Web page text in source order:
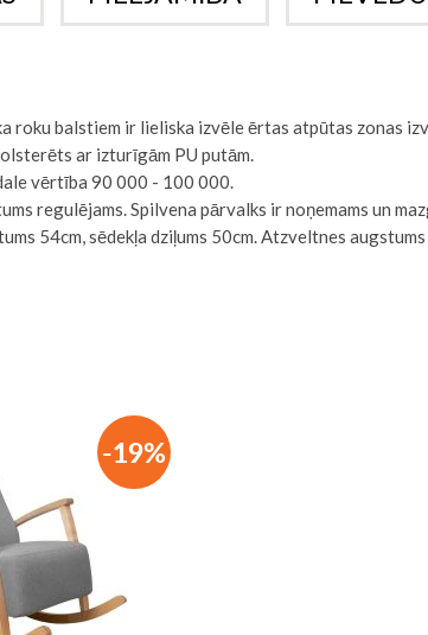
roku balstiem ir lieliska izvēle ērtas atpūtas zonas
ar izturīgām PU putām.
vērtība 90 000 - 100 000.
regulējams. Spilvena pārvalks ir noņemams un
54cm, sēdekļa dziļums 50cm. Atzveltnes
-19%